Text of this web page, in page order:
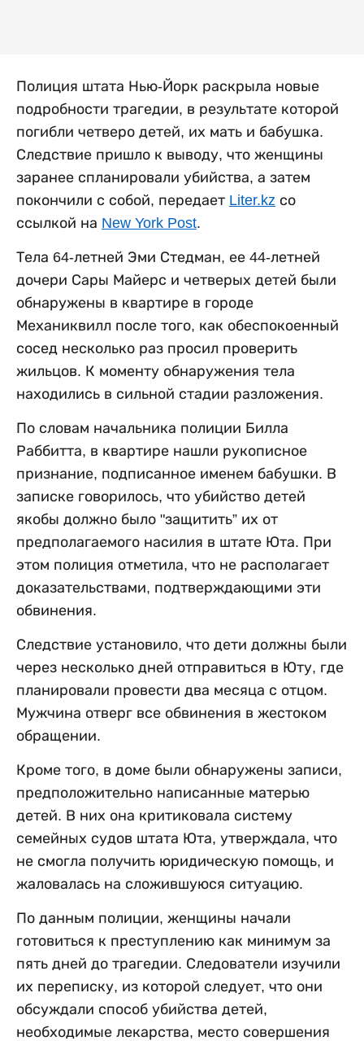
Полиция штата Нью-Йорк раскрыла новые
подробности трагедии, в результате которой
погибли четверо детей, их мать и бабушка.
Следствие пришло к выводу, что женщины
заранее спланировали убийства, а затем
покончили с собой, передает Liter.kz со
ссылкой на New York Post.
Тела 64-летней Эми Стедман, ее 44-летней
дочери Сары Майерс и четверых детей были
обнаружены в квартире в городе
Механиквилл после того, как обеспокоенный
сосед несколько раз просил проверить
жильцов. К моменту обнаружения тела
находились в сильной стадии разложения.
По словам начальника полиции Билла
Раббитта, в квартире нашли рукописное
признание, подписанное именем бабушки. В
записке говорилось, что убийство детей
якобы должно было "защитить” их от
предполагаемого насилия в штате Юта. При
этом полиция отметила, что не располагает
доказательствами, подтверждающими эти
обвинения.
Следствие установило, что дети должны были
через несколько дней отправиться в Юту, где
планировали провести два месяца с отцом.
Мужчина отверг все обвинения в жестоком
обращении.
Кроме того, в доме были обнаружены записи,
предположительно написанные матерью
детей. В них она критиковала систему
семейных судов штата Юта, утверждала, что
не смогла получить юридическую помощь, и
жаловалась на сложившуюся ситуацию.
По данным полиции, женщины начали
готовиться к преступлению как минимум за
пять дней до трагедии. Следователи изучили
их переписку, из которой следует, что они
обсуждали способ убийства детей,
необходимые лекарства, место совершения